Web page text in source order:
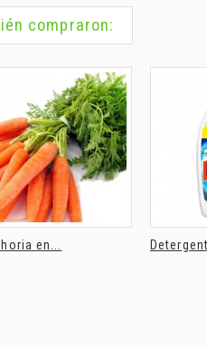
compraron:
en...